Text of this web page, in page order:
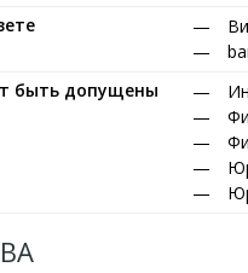
быть допущены